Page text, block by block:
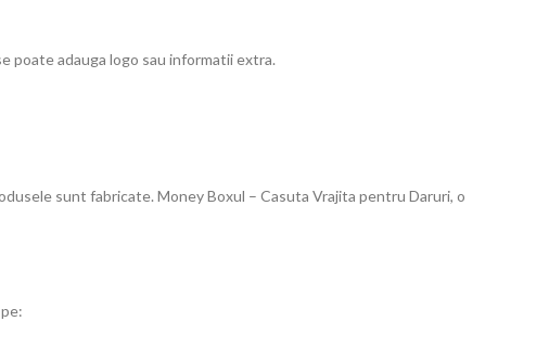
poate adauga logo sau informatii extra.
sunt fabricate. Money Boxul – Casuta Vrajita pentru Daruri, o